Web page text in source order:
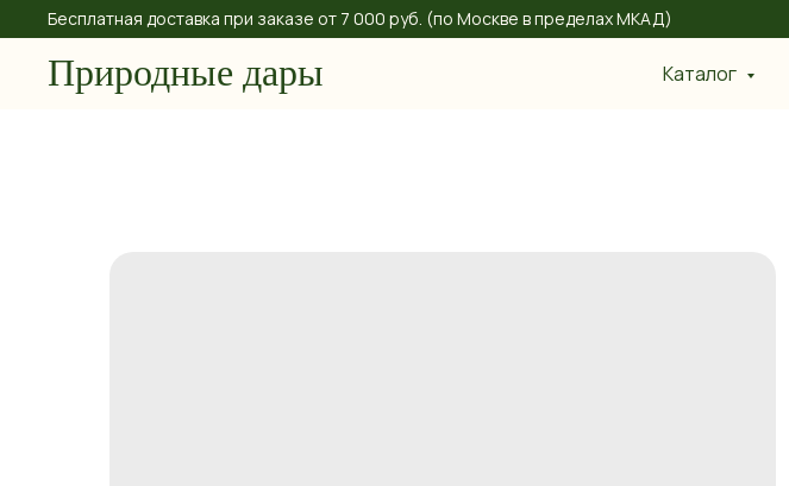
Бесплатная доставка при заказе от 7 000 руб. (по Москве в пределах МКАД)
Природные дары Каталог